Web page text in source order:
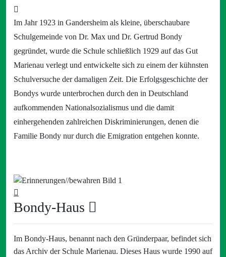
Im Jahr 1923 in Gandersheim als kleine, überschaubare
Schulgemeinde von Dr. Max und Dr. Gertrud Bondy
gegründet, wurde die Schule schließlich 1929 auf das Gut
Marienau verlegt und entwickelte sich zu einem der kühnsten
Schulversuche der damaligen Zeit. Die Erfolgsgeschichte der
Bondys wurde unterbrochen durch den in Deutschland
aufkommenden Nationalsozialismus und die damit
einhergehenden zahlreichen Diskriminierungen, denen die
Familie Bondy nur durch die Emigration entgehen konnte.
Bondy-Haus
Im Bondy-Haus, benannt nach den Gründerpaar, befindet sich
das Archiv der Schule Marienau. Dieses Haus wurde 1990 auf